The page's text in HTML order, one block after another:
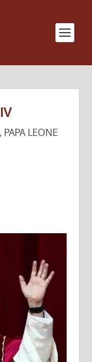
, PAPA LEONE